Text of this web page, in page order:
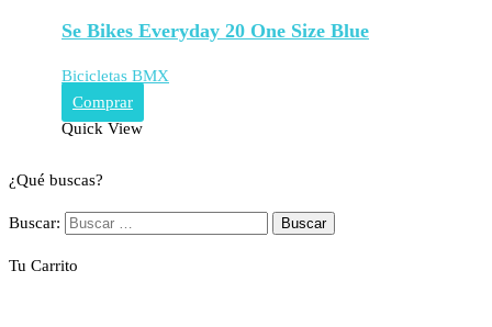
Se Bikes Everyday 20 One Size Blue
Bicicletas BMX
Comprar
Quick View
¿Qué buscas?
Buscar:
Tu Carrito